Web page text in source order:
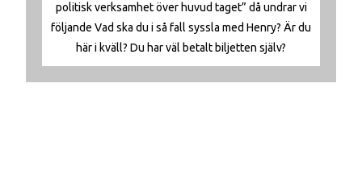
politisk verksamhet över huvud taget” då undrar vi
följande Vad ska du i så fall syssla med Henry? Är du
här i kväll? Du har väl betalt biljetten själv?